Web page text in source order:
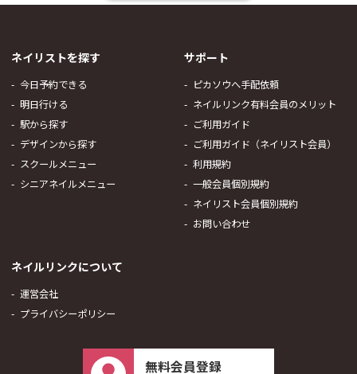
ネイリストを探す
今日予約できる
明日行ける
駅から探す
デザインから探す
スクールメニュー
シニアネイルメニュー
サポート
ピカソウへ手配依頼
ネイルリンク有料会員のメリット
ご利用ガイド
ご利用ガイド（ネイリスト会員）
利用規約
一般会員個別規約
ネイリスト会員個別規約
お問い合わせ
ネイルリンクについて
運営会社
プライバシーポリシー
無料会員登録